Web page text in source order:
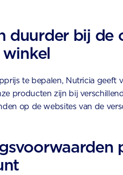
duurder bij de
te bepalen, Nutricia geeft
producten zijn bij
op de websites van de